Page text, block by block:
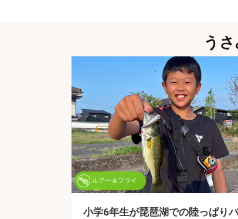
う
ルアー＆フライ
小学6年生が琵琶湖での陸っぱり